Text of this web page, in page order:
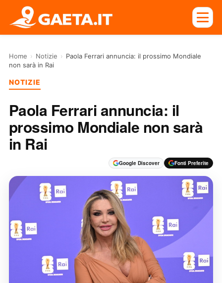
Home › Notizie › Paola Ferrari annuncia: il prossimo Mondiale
non sarà in Rai
NOTIZIE
Paola Ferrari annuncia: il
prossimo Mondiale non sarà
in Rai
Google Discover Fonti Preferite